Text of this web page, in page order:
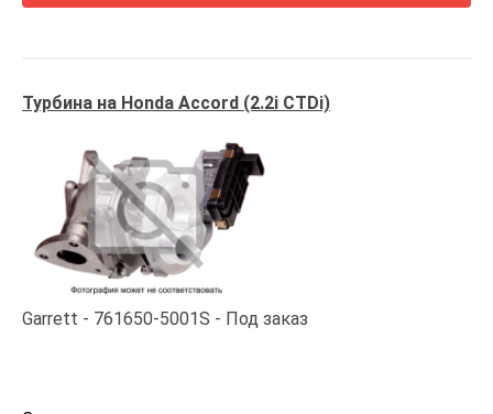
Турбина на Honda Accord (2.2i CTDi)
Garrett 761650-5001S Под заказ